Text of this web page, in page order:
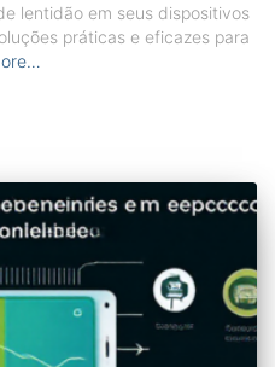
lentidão em seus dispositivos
práticas e eficazes para